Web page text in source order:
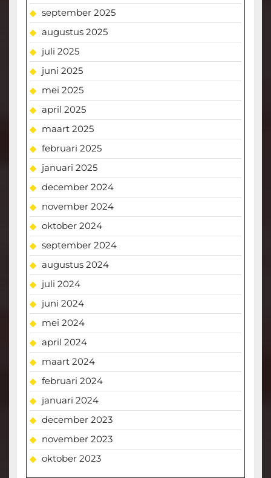
september 2025
augustus 2025
juli 2025
juni 2025
mei 2025
april 2025
maart 2025
februari 2025
januari 2025
december 2024
november 2024
oktober 2024
september 2024
augustus 2024
juli 2024
juni 2024
mei 2024
april 2024
maart 2024
februari 2024
januari 2024
december 2023
november 2023
oktober 2023